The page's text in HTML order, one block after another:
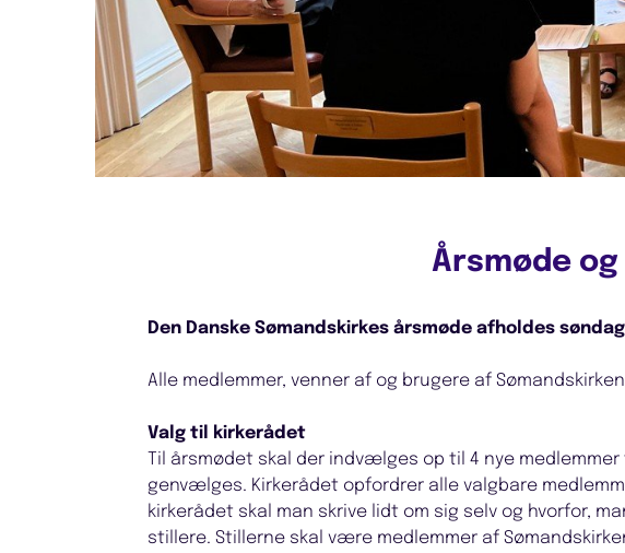
Årsmøde
Den Danske Sømandskirkes årsmøde afholdes
Alle medlemmer, venner af og brugere af
Valg til kirkerådet
Til årsmødet skal der indvælges op til 4 nye
genvælges. Kirkerådet opfordrer alle valgbare
kirkerådet skal man skrive lidt om sig selv og hvorfor,
stillere. Stillerne skal være medlemmer af